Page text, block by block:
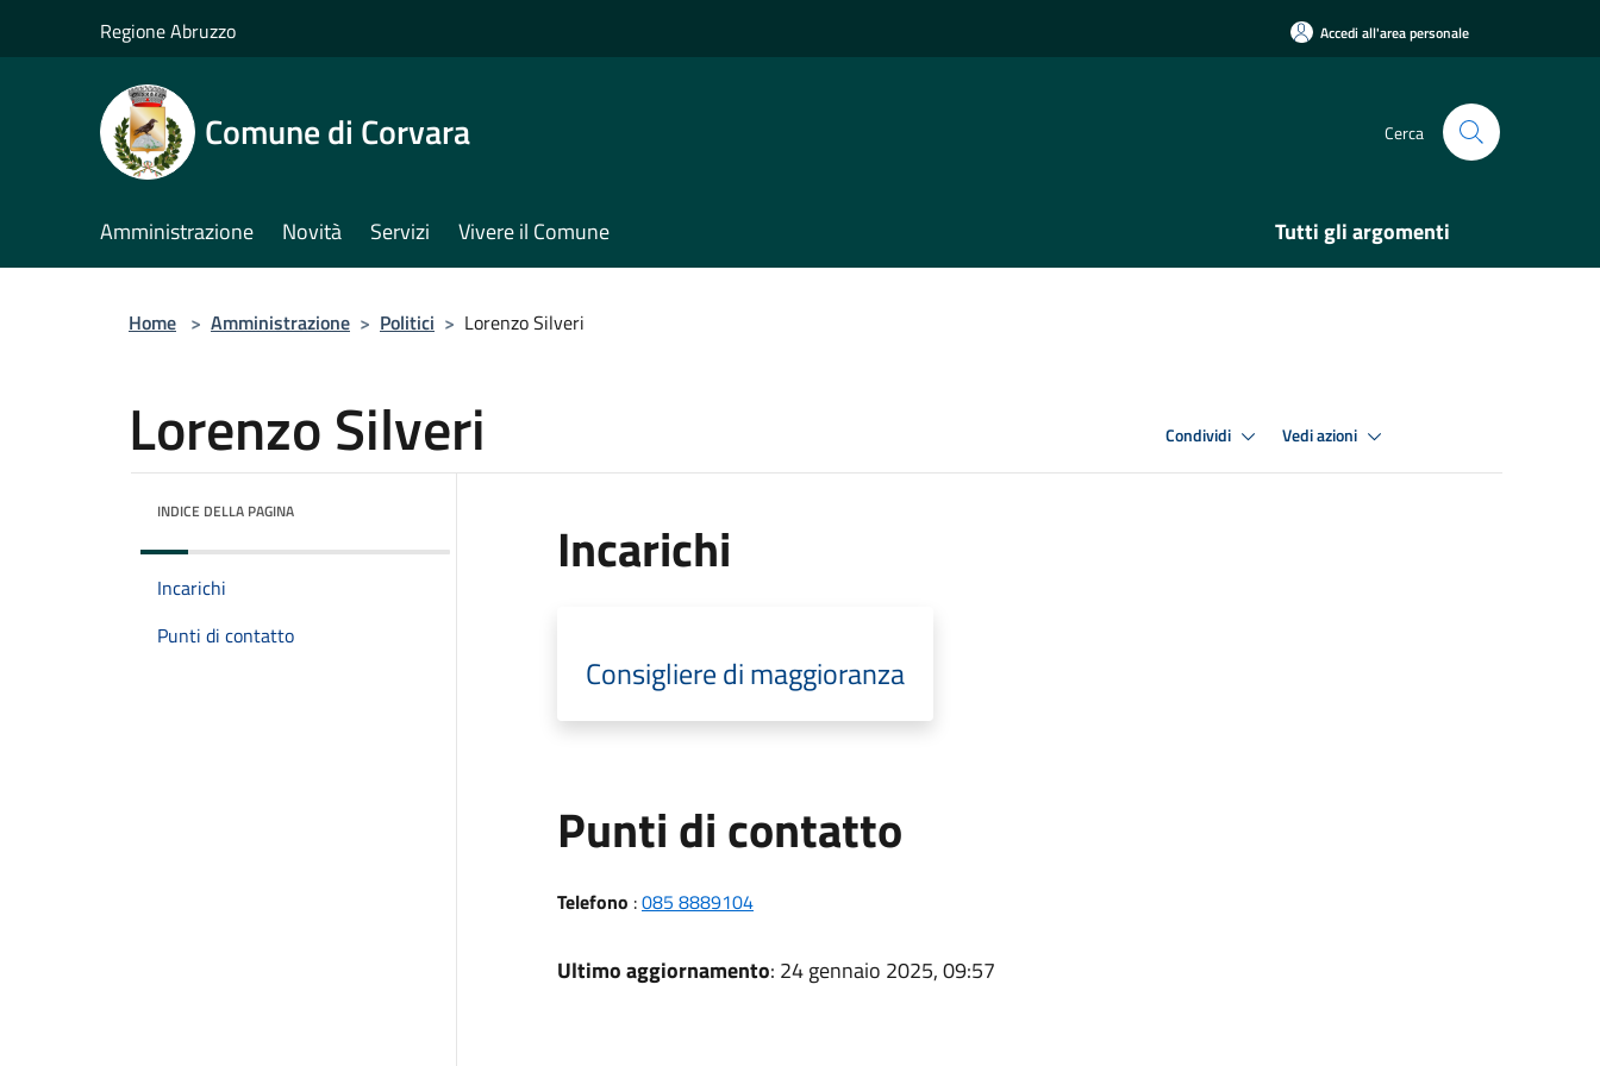
Regione Abruzzo Accedi all'area personale
Comune di Corvara Cerca
Amministrazione Novità Servizi Vivere il Comune Tutti gli argomenti
Home > Amministrazione > Politici > Lorenzo Silveri
Lorenzo Silveri Condividi Vedi azioni
INDICE DELLA PAGINA
Incarichi
Punti di contatto
Incarichi
Consigliere di maggioranza
Punti di contatto
Telefono :085 8889104
Ultimo aggiornamento: 24 gennaio 2025, 09:57